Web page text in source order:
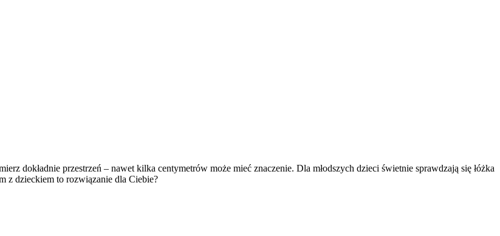
dokładnie przestrzeń – nawet kilka centymetrów może mieć znaczenie. Dla młodszych dzieci świetnie sprawdzają się łóżka
z dzieckiem to rozwiązanie dla Ciebie?